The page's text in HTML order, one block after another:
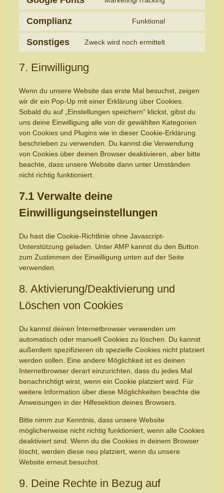
wpspamshield
Complianz Funktional
Sonstiges Zweck wird noch ermittelt
7. Einwilligung
Wenn du unsere Website das erste Mal besuchst, zeigen
wir dir ein Pop-Up mit einer Erklärung über Cookies.
Sobald du auf „Einstellungen speichern“ klickst, gibst du
uns deine Einwilligung alle von dir gewählten Kategorien
von Cookies und Plugins wie in dieser Cookie-Erklärung
beschrieben zu verwenden. Du kannst die Verwendung
von Cookies über deinen Browser deaktivieren, aber bitte
beachte, dass unsere Website dann unter Umständen
nicht richtig funktioniert.
7.1 Verwalte deine
Einwilligungseinstellungen
Du hast die Cookie-Richtlinie ohne Javascript-
Unterstützung geladen. Unter AMP kannst du den Button
zum Zustimmen der Einwilligung unten auf der Seite
verwenden.
8. Aktivierung/Deaktivierung und
Löschen von Cookies
Du kannst deinen Internetbrowser verwenden um
automatisch oder manuell Cookies zu löschen. Du kannst
außerdem spezifizieren ob spezielle Cookies nicht platziert
werden sollen. Eine andere Möglichkeit ist es deinen
Internetbrowser derart einzurichten, dass du jedes Mal
benachrichtigt wirst, wenn ein Cookie platziert wird. Für
weitere Information über diese Möglichkeiten beachte die
Anweisungen in der Hilfesektion deines Browsers.
Bitte nimm zur Kenntnis, dass unsere Website
möglicherweise nicht richtig funktioniert, wenn alle Cookies
deaktiviert sind. Wenn du die Cookies in deinem Browser
löscht, werden diese neu platziert, wenn du unsere
Website erneut besuchst.
9. Deine Rechte in Bezug auf